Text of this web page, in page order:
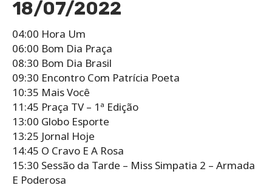
18/07/2022
04:00 Hora Um
06:00 Bom Dia Praça
08:30 Bom Dia Brasil
09:30 Encontro Com Patrícia Poeta
10:35 Mais Você
11:45 Praça TV – 1ª Edição
13:00 Globo Esporte
13:25 Jornal Hoje
14:45 O Cravo E A Rosa
15:30 Sessão da Tarde – Miss Simpatia 2 – Armada
E Poderosa